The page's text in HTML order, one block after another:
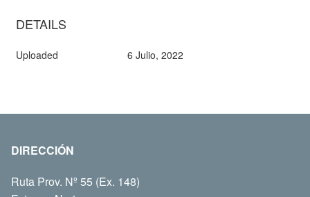
DETAILS
Uploaded 6 Julio, 2022
DIRECCIÓN
Ruta Prov. Nº 55 (Ex. 148)